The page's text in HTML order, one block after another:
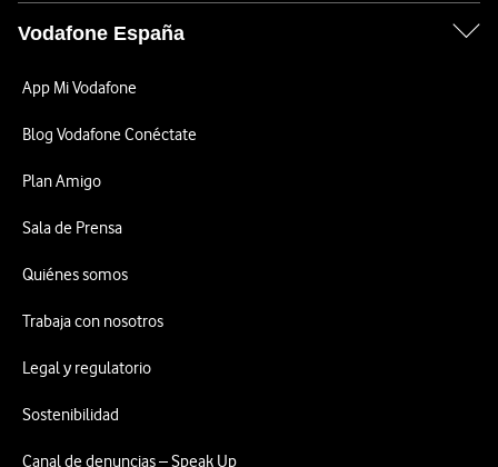
Vodafone España
App Mi Vodafone
Blog Vodafone Conéctate
Plan Amigo
Sala de Prensa
Quiénes somos
Trabaja con nosotros
Legal y regulatorio
Sostenibilidad
Canal de denuncias – Speak Up